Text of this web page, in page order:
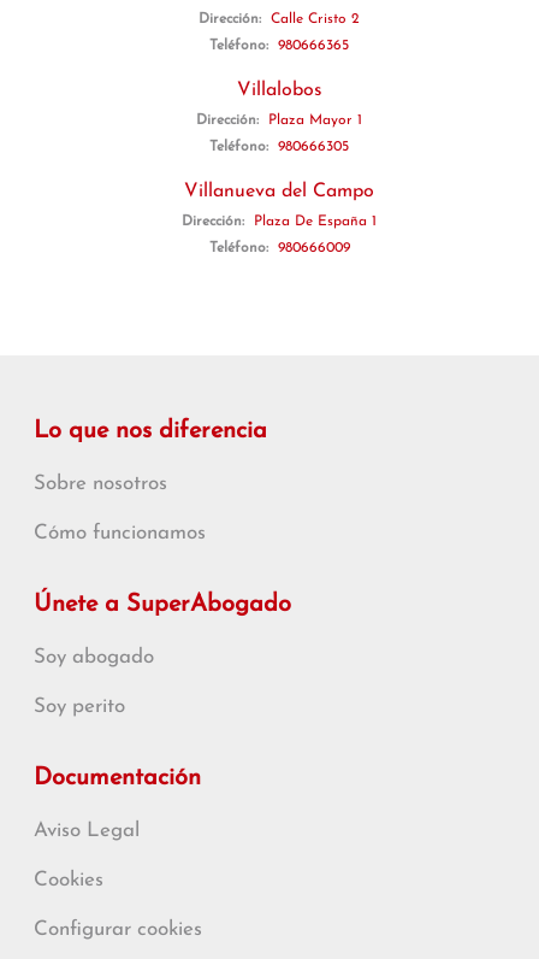
Dirección:
Calle Cristo 2
Teléfono:
980666365
Villalobos
Dirección:
Plaza Mayor 1
Teléfono:
980666305
Villanueva del Campo
Dirección:
Plaza De España 1
Teléfono:
980666009
Lo que nos diferencia
Sobre nosotros
Cómo funcionamos
Únete a SuperAbogado
Soy abogado
Soy perito
Documentación
Aviso Legal
Cookies
Configurar cookies